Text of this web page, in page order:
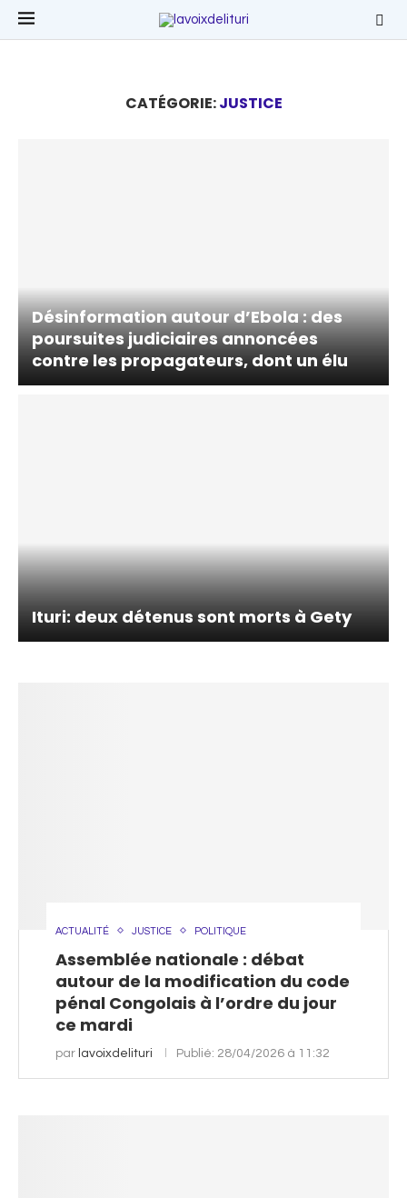
CATÉGORIE:JUSTICE
Désinformation autour d’Ebola : des
poursuites judiciaires annoncées
contre les propagateurs, dont un élu
Ituri: deux détenus sont morts à Gety
ACTUALITÉ JUSTICE POLITIQUE
Assemblée nationale : débat
autour de la modification du code
pénal Congolais à l’ordre du jour
ce mardi
par lavoixdelituri Publié: 28/04/2026 à 11:32